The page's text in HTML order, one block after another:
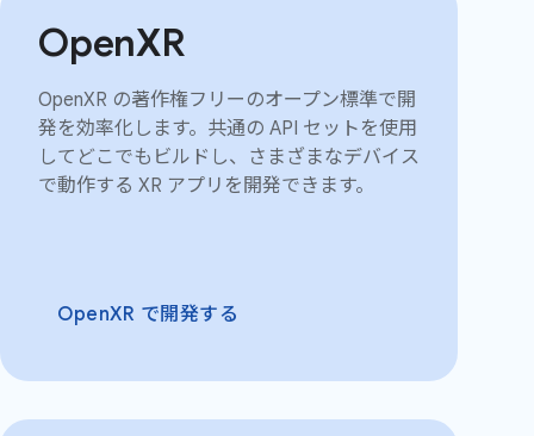
OpenXR
OpenXR の著作権フリーのオープン標準で開
発を効率化します。共通の API セットを使用
してどこでもビルドし、さまざまなデバイス
で動作する XR アプリを開発できます。
OpenXR で開発する